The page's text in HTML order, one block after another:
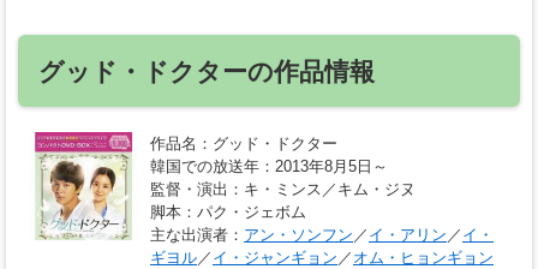
グッド・ドクターの作品情報
作品名 ：グッド・ドクター
韓国での放送年 ：2013年8月5日～
監督・演出 ：キ・ミンス／キム・ジヌ
脚本 ：パク・ジェボム
主な出演者 ： アン・ソンフン ／ イ・アリン ／ イ・
ギヨル／ イ・ジャンギョン ／ オム・ヒョンギョン